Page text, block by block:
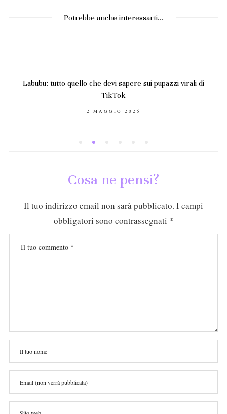
Potrebbe anche interessarti...
Labubu: tutto quello che devi sapere sui pupazzi virali di
TikTok
POSTED
2 MAGGIO 2025
Cosa ne pensi?
Il tuo indirizzo email non sarà pubblicato. I campi
obbligatori sono contrassegnati *